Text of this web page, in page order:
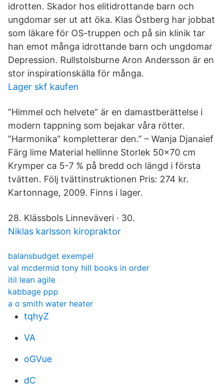
idrotten. Skador hos elitidrottande barn och
ungdomar ser ut att öka. Klas Östberg har jobbat
som läkare för OS-truppen och på sin klinik tar
han emot många idrottande barn och ungdomar
Depression. Rullstolsburne Aron Andersson är en
stor inspirationskälla för många.
Lager skf kaufen
”Himmel och helvete” är en damastberättelse i
modern tappning som bejakar våra rötter.
”Harmonika” kompletterar den.” – Wanja Djanaief
Färg lime Material hellinne Storlek 50x70 cm
Krymper ca 5-7 % på bredd och längd i första
tvätten. Följ tvättinstruktionen Pris: 274 kr.
Kartonnage, 2009. Finns i lager.
28. Klässbols Linneväveri · 30.
Niklas karlsson kiropraktor
balansbudget exempel
val mcdermid tony hill books in order
itil lean agile
kabbage ppp
a o smith water heater
tqhyZ
VA
oGVue
dC